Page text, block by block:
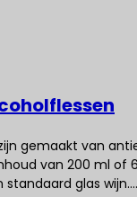
gemaakt van
van 200 ml of
glas wijn.…